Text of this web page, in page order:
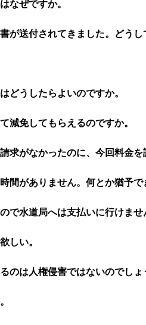
なぜですか。
が送付されてきました。どうし
どうしたらよいのですか。
減免してもらえるのですか。
求がなかったのに、今回料金
間がありません。何とか猶予で
で水道局へは支払いに行けませ
しい。
のは人権侵害ではないのでしょ